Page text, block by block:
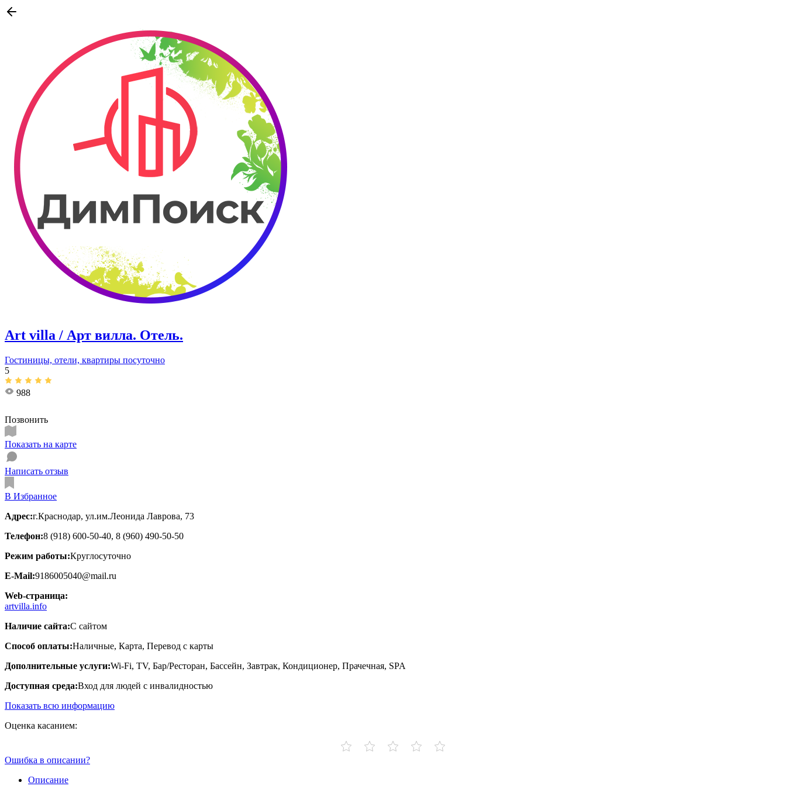
Art villa / Арт вилла. ​Отель.
Гостиницы, отели, квартиры посуточно
5
988
Позвонить
Показать на карте
Написать отзыв
В Избранное
Адрес:г.Краснодар, ул.им.Леонида Лаврова, 73​
Телефон:8 (918) 600-50-40, 8 (960) 490-50-50
Режим работы:Круглосуточно
E-Mail:9186005040@mail.ru
Web-страница:
artvilla.info
Наличие сайта:С сайтом
Способ оплаты:Наличные, Карта, Перевод с карты
Дополнительные услуги:Wi-Fi, TV, Бар/Ресторан, Бассейн, Завтрак, Кондиционер, Прачечная, SPA
Доступная среда:Вход для людей с инвалидностью
Показать всю информацию
Оценка касанием:
Ошибка в описании?
Описание